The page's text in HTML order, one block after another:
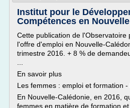
Institut pour le
Compétences en
Cette publication de l'Observatoire
l'offre d'emploi en Nouvelle-
trimestre 2016. + 8 % de
En savoir plus
Les femmes : emploi et formation
En Nouvelle-Calédonie, en 2016,
femmes en matière de formation